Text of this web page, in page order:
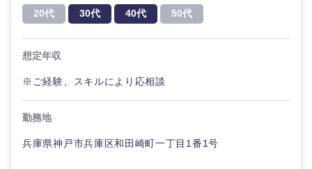
20代 30代 40代 50代
想定年収
※ご経験、スキルにより応相談
勤務地
兵庫県神戸市兵庫区和田崎町一丁目1番1号